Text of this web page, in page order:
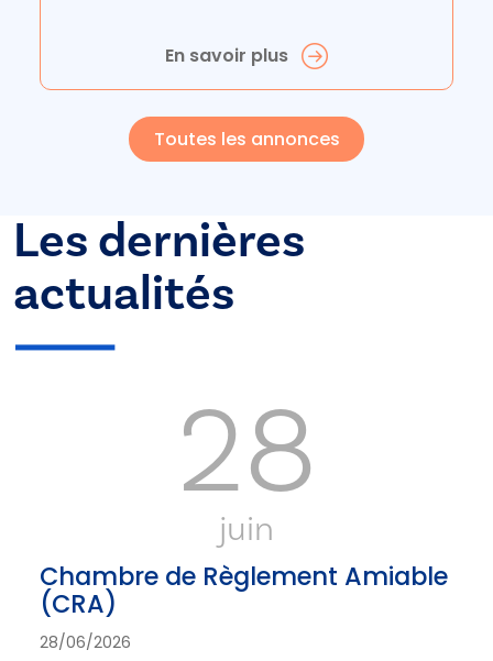
En savoir plus
Toutes les annonces
Les dernières
actualités
28
juin
Chambre de Règlement Amiable
(CRA)
28/06/2026